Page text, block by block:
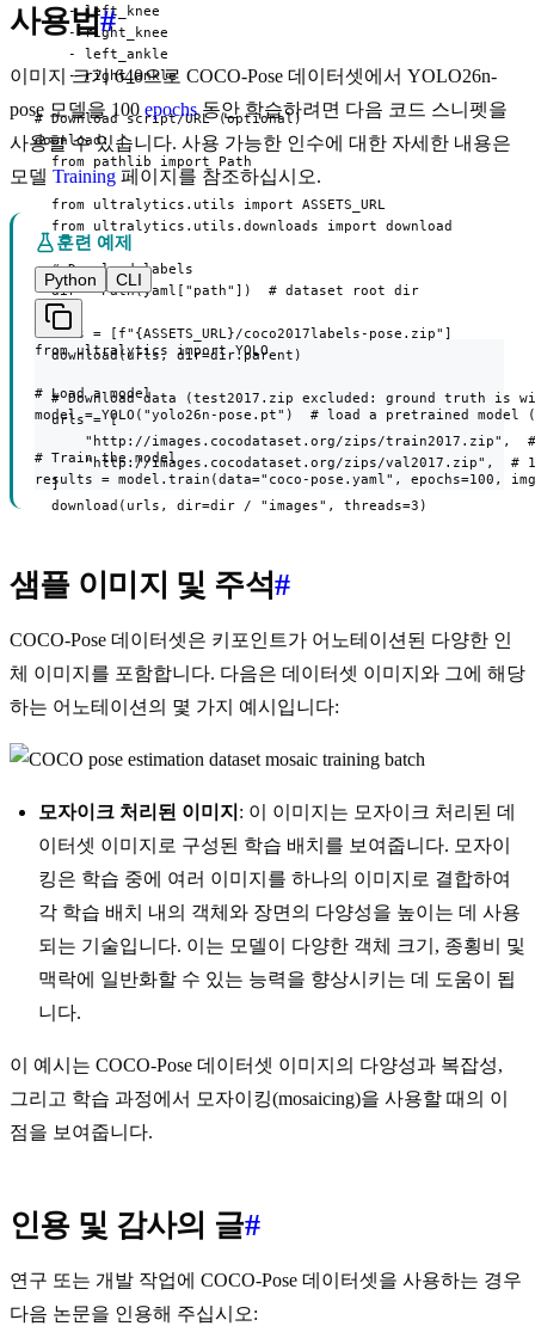
    - left_knee
    - right_knee
    - left_ankle
    - right_ankle
# Download script/URL (optional)
download: |
  from pathlib import Path
  from ultralytics.utils import ASSETS_URL
  from ultralytics.utils.downloads import download
  # Download labels
  dir = Path(yaml["path"])  # dataset root dir
  urls = [f"{ASSETS_URL}/coco2017labels-pose.zip"]
  download(urls, dir=dir.parent)
# Download data (test2017.zip excluded: ground truth is
  urls = [
"http://images.cocodataset.org/zips/train2017.zip",
"http://images.cocodataset.org/zips/val2017.zip",  #
  ]
  download(urls, dir=dir / "images", threads=3)
사용법#
이미지 크기 640으로 COCO-Pose 데이터셋에서 YOLO26n-
pose 모델을 100 epochs동안 학습하려면 다음 코드 스니펫을
사용할 수 있습니다. 사용 가능한 인수에 대한 자세한 내용은
모델 Training 페이지를 참조하십시오.
훈련 예제
Python
CLI
from ultralytics import YOLO
# Load a model
model = YOLO("yolo26n-pose.pt")  # load a pretrained model
# Train the model
results = model.train(data="coco-pose.yaml", epochs=100,
샘플 이미지 및 주석#
COCO-Pose 데이터셋은 키포인트가 어노테이션된 다양한 인
체 이미지를 포함합니다. 다음은 데이터셋 이미지와 그에 해당
하는 어노테이션의 몇 가지 예시입니다:
모자이크 처리된 이미지 : 이 이미지는 모자이크 처리된 데
이터셋 이미지로 구성된 학습 배치를 보여줍니다. 모자이
킹은 학습 중에 여러 이미지를 하나의 이미지로 결합하여
각 학습 배치 내의 객체와 장면의 다양성을 높이는 데 사용
되는 기술입니다. 이는 모델이 다양한 객체 크기, 종횡비 및
맥락에 일반화할 수 있는 능력을 향상시키는 데 도움이 됩
니다.
이 예시는 COCO-Pose 데이터셋 이미지의 다양성과 복잡성,
그리고 학습 과정에서 모자이킹(mosaicing)을 사용할 때의 이
점을 보여줍니다.
인용 및 감사의 글#
연구 또는 개발 작업에 COCO-Pose 데이터셋을 사용하는 경우
다음 논문을 인용해 주십시오: